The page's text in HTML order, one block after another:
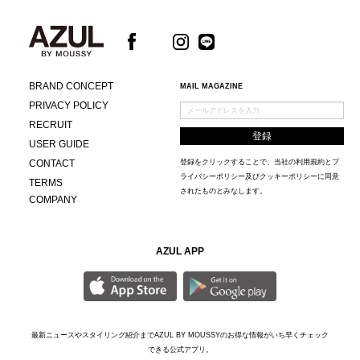
BRAND CONCEPT
PRIVACY POLICY
RECRUIT
USER GUIDE
CONTACT
TERMS
COMPANY
MAIL MAGAZINE
登録をクリックすることで、当社の利用規約とプ
ライバシーポリシー及びクッキーポリシーに同意
されたものとみなします。
AZUL APP
最新ニュースやスタイリング紹介までAZUL BY MOUSSYのお得な情報がいち早くチェック
できる公式アプリ。